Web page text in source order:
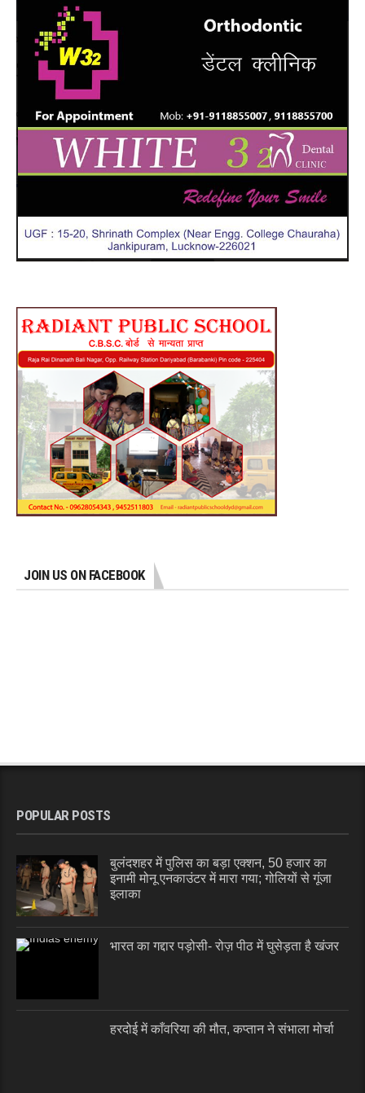
JOIN US ON FACEBOOK
POPULAR POSTS
बुलंदशहर में पुलिस का बड़ा एक्शन, 50 हजार का
इनामी मोनू एनकाउंटर में मारा गया; गोलियों से गूंजा
इलाका
भारत का गद्दार पड़ोसी- रोज़ पीठ में घुसेड़ता है खंजर
हरदोई में काँवरिया की मौत, कप्तान ने संभाला मोर्चा